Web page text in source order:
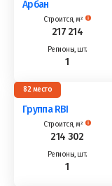
Арбан
217 214
1
82
Группа RBI
214 302
1